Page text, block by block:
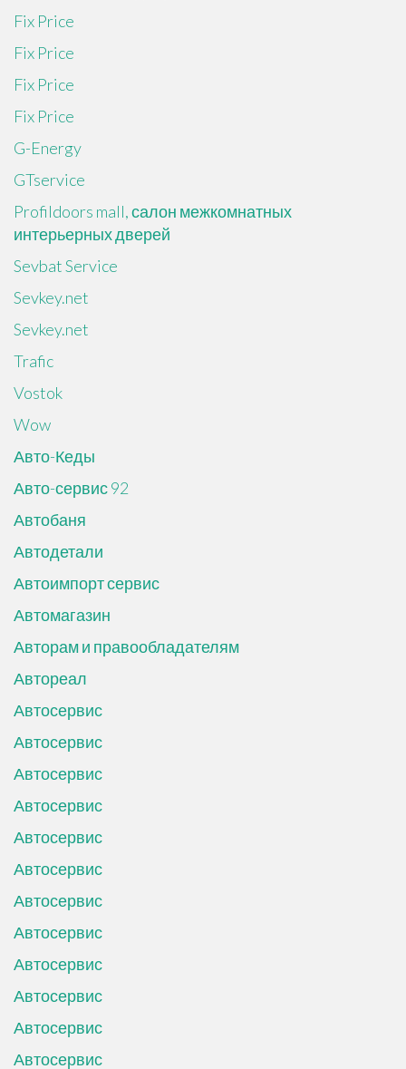
Fix Price
Fix Price
Fix Price
Fix Price
G-Energy
GTservice
Profildoors mall, салон межкомнатных
интерьерных дверей
Sevbat Service
Sevkey.net
Sevkey.net
Trafic
Vostok
Wow
Авто-Кеды
Авто-сервис 92
Автобаня
Автодетали
Автоимпорт сервис
Автомагазин
Авторам и правообладателям
Автореал
Автосервис
Автосервис
Автосервис
Автосервис
Автосервис
Автосервис
Автосервис
Автосервис
Автосервис
Автосервис
Автосервис
Автосервис